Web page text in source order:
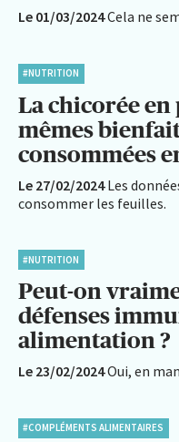
Le 01/03/2024Cela ne
#NUTRITION
La chicorée en
mêmes
consommées
Le 27/02/2024 Les
consommer les feuilles.
#NUTRITION
Peut-on
défenses
alimentation ?
Le 23/02/2024Oui, en
#COMPLÉMENTS ALIMENTAIRES